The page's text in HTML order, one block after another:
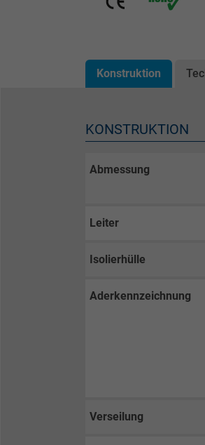
Konstruktion
KONSTRUKTION
Abmessung
Leiter
Isolierhülle
Aderkennzeichnung
Verseilung